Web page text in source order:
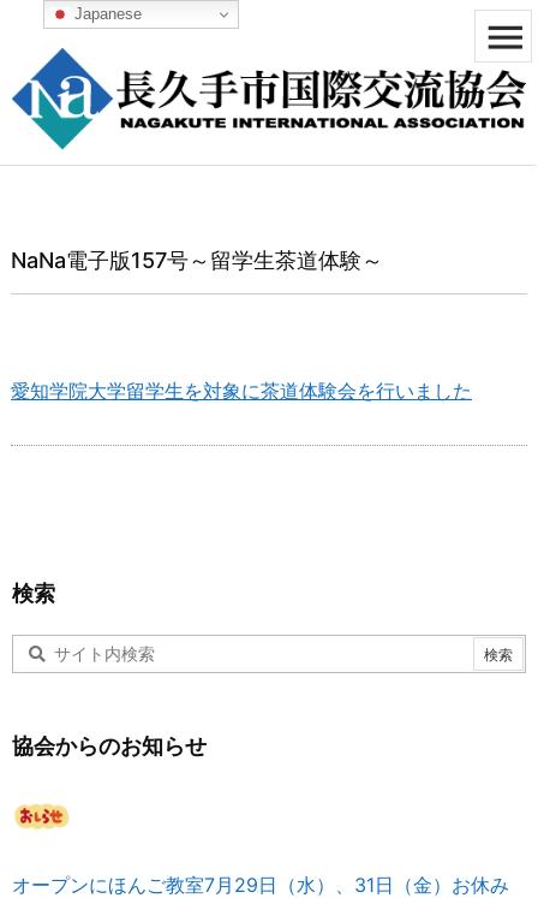


メニュ
次へ
NaNa電子版157号～留学生茶道体験～
愛知学院大学留学生を対象に茶道体験会を行いました
検索
協会からのお知らせ
オープンにほんご教室7月29日（水）、31日（金）お休み
Japanese